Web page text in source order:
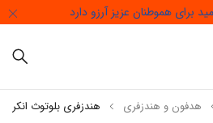
برای هموطنان عزیز آرزو دارد
هدفون و هندزفری
هندزفری بلوتوث انکر